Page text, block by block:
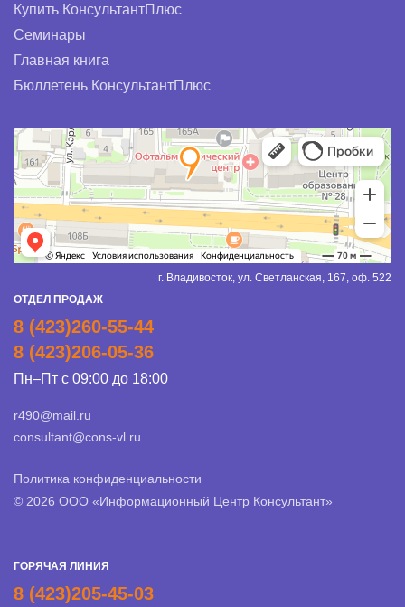
Купить КонсультантПлюс
Семинары
Главная книга
Бюллетень КонсультантПлюс
г. Владивосток, ул. Светланская, 167, оф. 522
ОТДЕЛ ПРОДАЖ
8 (423)260-55-44
8 (423)206-05-36
Пн–Пт с 09:00 до 18:00
r490@mail.ru
consultant@cons-vl.ru
Политика конфиденциальности
© 2026 ООО «Информационный Центр Консультант»
ГОРЯЧАЯ ЛИНИЯ
8 (423)205-45-03